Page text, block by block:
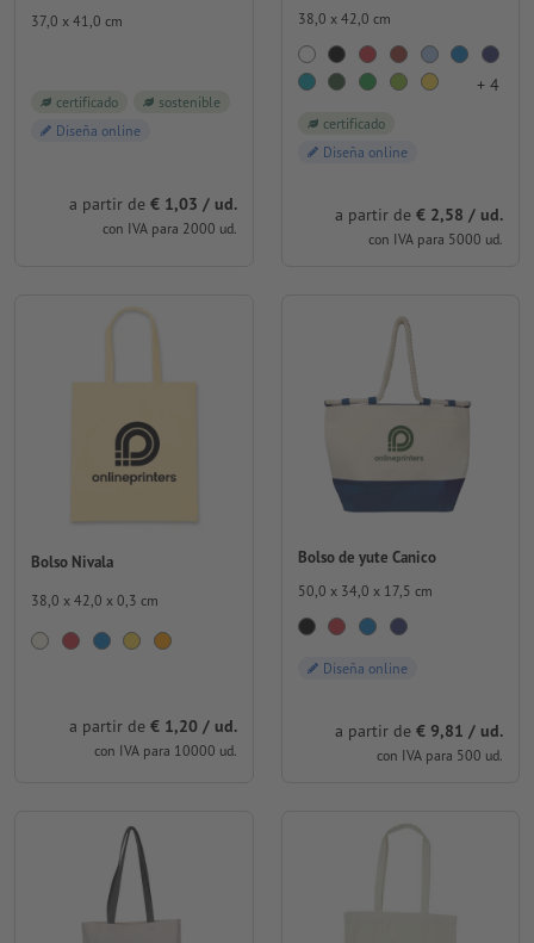
37,0 x 41,0 cm
certificado
sostenible
Diseña online
a partir de € 1,03 / ud.
con IVA para 2000 ud.
38,0 x 42,0 cm
+ 4
certificado
Diseña online
a partir de € 2,58 / ud.
con IVA para 5000 ud.
Bolso Nivala
38,0 x 42,0 x 0,3 cm
a partir de € 1,20 / ud.
con IVA para 10000 ud.
Bolso de yute Canico
50,0 x 34,0 x 17,5 cm
Diseña online
a partir de € 9,81 / ud.
con IVA para 500 ud.